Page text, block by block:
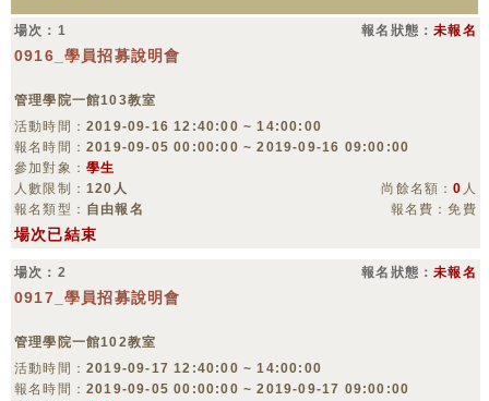
場次：1 報名狀態：未報名
0916_學員招募說明會
管理學院一館103教室
活動時間： 2019-09-16 12:40:00 ~ 14:00:00
報名時間： 2019-09-05 00:00:00 ~ 2019-09-16 09:00:00
參加對象： 學生
人數限制： 120人 尚餘名額：0 人
報名類型： 自由報名 報名費：免費
場次已結束
場次：2 報名狀態：未報名
0917_學員招募說明會
管理學院一館102教室
活動時間： 2019-09-17 12:40:00 ~ 14:00:00
報名時間： 2019-09-05 00:00:00 ~ 2019-09-17 09:00:00